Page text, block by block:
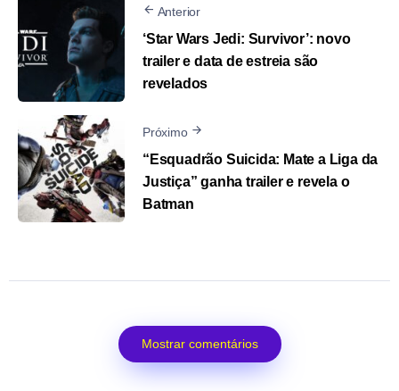
Anterior
‘Star Wars Jedi: Survivor’: novo
trailer e data de estreia são
revelados
Próximo
“Esquadrão Suicida: Mate a Liga da
Justiça” ganha trailer e revela o
Batman
Mostrar comentários